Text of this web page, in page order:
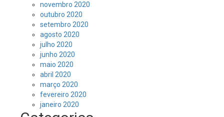
novembro 2020
outubro 2020
setembro 2020
agosto 2020
julho 2020
junho 2020
maio 2020
abril 2020
março 2020
fevereiro 2020
janeiro 2020